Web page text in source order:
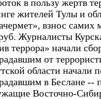
в пользу жертв
жителей Тулы и
взнос самих
Журналисты
террора» начали
от
области начали
в Беслане --
Восточно-